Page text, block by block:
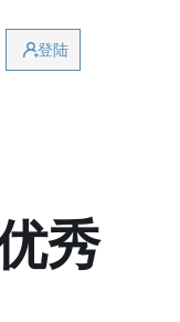
登陆
秀